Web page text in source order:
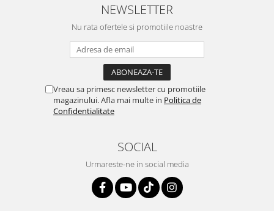
NEWSLETTER
Nu rata ofertele si promotiile noastre
Vreau sa primesc newsletter cu promotiile
magazinului. Afla mai multe in Politica de
Confidentialitate
SOCIAL
Urmareste-ne in social media